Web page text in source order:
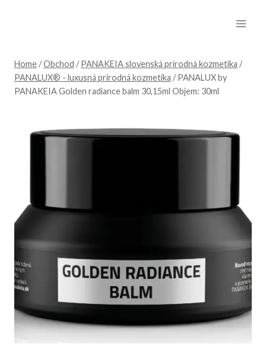
Home /Obchod / PANAKEIA slovenská prírodná kozmetika /
PANALUX® - luxusná prírodná kozmetika / PANALUX by
PANAKEIA Golden radiance balm 30,15ml Objem: 30ml